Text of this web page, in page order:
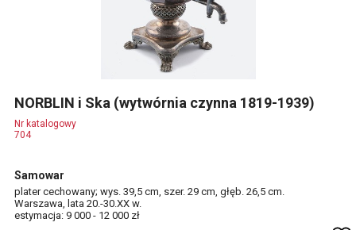
NORBLIN i Ska (wytwórnia czynna 1819-1939)
Nr katalogowy
704
Samowar
plater cechowany; wys. 39,5 cm, szer. 29 cm, głęb. 26,5 cm.
Warszawa, lata 20.-30.XX w.
estymacja: 9 000 - 12 000 zł